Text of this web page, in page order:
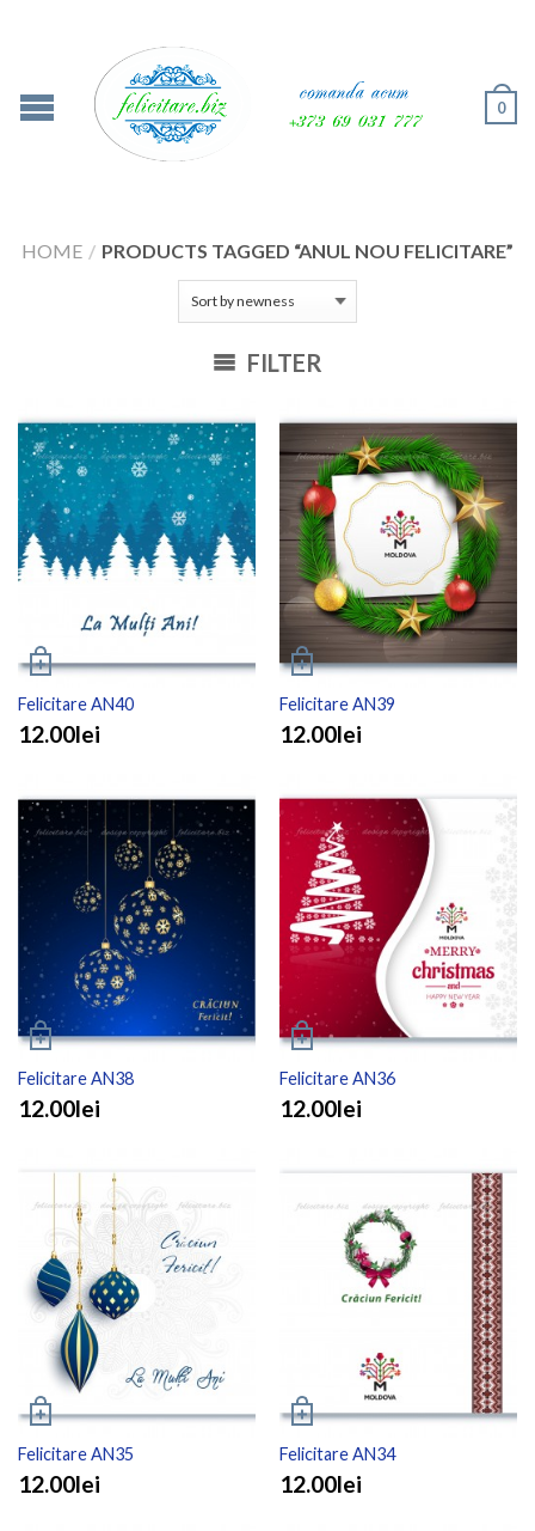
0
HOME / PRODUCTS TAGGED “ANUL NOU FELICITARE”
FILTER
Felicitare AN40
12.00lei
Felicitare AN39
12.00lei
Felicitare AN38
12.00lei
Felicitare AN36
12.00lei
Felicitare AN35
12.00lei
Felicitare AN34
12.00lei